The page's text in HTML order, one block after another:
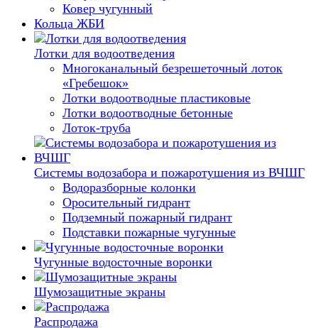
Ковер чугунный
Кольца ЖБИ
Лотки для водоотведения
Многоканальный безрешеточный лоток
«Гребешок»
Лотки водоотводные пластиковые
Лотки водоотводные бетонные
Лоток-труба
Системы водозабора и пожаротушения из ВЧШГ
Водоразборные колонки
Оросительный гидрант
Подземный пожарный гидрант
Подставки пожарные чугунные
Чугунные водосточные воронки
Шумозащитные экраны
Распродажа